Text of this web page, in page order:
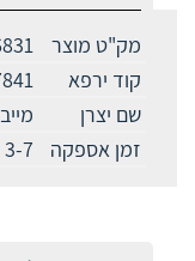
מק"ט מוצר
קוד ירפא
שם יצרן
זמן אספקה
3-7 ימי עסקים